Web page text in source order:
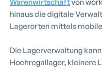
Warenwirtschaftvon
hinaus die digitale
Lagerorten mittels
Die Lagerverwaltung
Hochregallager, kleinere